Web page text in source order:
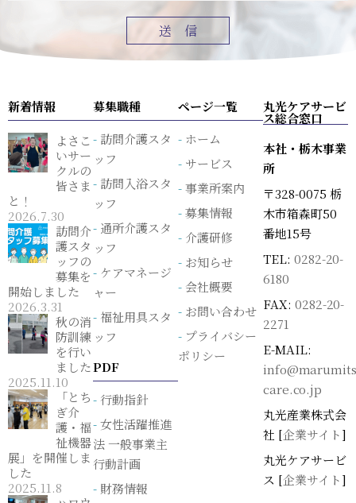
新着情報
よさこ
いサー
クルの
皆さま
と！
2026.7.30
訪問介
護スタ
ッフの
募集を
開始しました
2026.3.31
秋の消
防訓練
を行い
ました
2025.11.10
「とち
ぎ介
護・福
祉機器
展」を開催しま
した
2025.11.8
募集職種
訪問介護スタ
ッフ
訪問入浴スタ
ッフ
通所介護スタ
ッフ
ケアマネージ
ャー
福祉用具スタ
ッフ
PDF
行動指針
女性活躍推進
法 一般事業主
行動計画
財務情報
ページ一覧
ホーム
サービス
事業所案内
募集情報
介護研修
お知らせ
会社概要
お問い合わせ
プライバシー
ポリシー
丸光ケアサービ
ス総合窓口
本社・栃木事業
所
〒328-0075 栃
木市箱森町50
番地15号
TEL: 0282-20-
6180
FAX: 0282-20-
2271
E-MAIL:
care.co.jp
丸光産業株式会
社 [企業サイト]
丸光ケアサービ
ス [企業サイト]